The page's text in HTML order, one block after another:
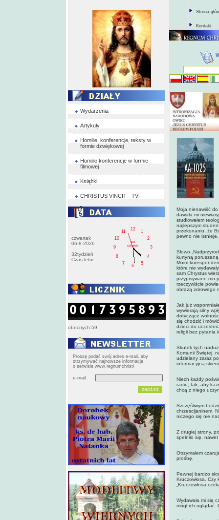
Wydarzenia
Artykuły
Homilie, konferencje, teksty w
formie dzwiękowej
Homilie konferencje w formie
filmowej
Książki
CHRISTUS VINCIT - TV
czwartek
06-8-2026
32tydzień
Czas letni
1
2
3
4
5
6
7
8
9
10
11
12
AM
czwartek
obecnych:59
Proszę podać swój adres e-mail, aby
otrzymywać najnowsze informacje
o serwisie www.regnumchristi
e-mail
Strona
Kontakt
Moja nienawiść
dawała mi
studiowałem
najlepszym
przekonaniu, że
pewno nie istnieje.
Słowo
kurtyną poruszaną
Moim
które nie
sam Chrystus
przypisywane mu
rzeczywiście
obrazą zdrowego
Jak już
wywierają silny
dotyczące
się chodzić i
dzieci do
religii bez pytania
Skutek tych
Komunii Świętej,
udzielany zaraz
informacyjną
Niech każdy
radiu, tak, aby
chcą z niego
Szczęśliwym
chrześcijaninem.
niczego się nie
Z drugiej strony,
spełniło się,
Otrzymałem
prośbę.
Pewnej bardzo
Kruczowłosa. Czy
„Kruczowłosa
Wydawała mi się
mógł ich oglądać.